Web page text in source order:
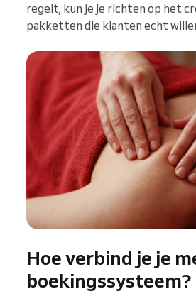
regelt, kun je je richten op het
pakketten die klanten echt
Hoe verbind je je
boekingssysteem?